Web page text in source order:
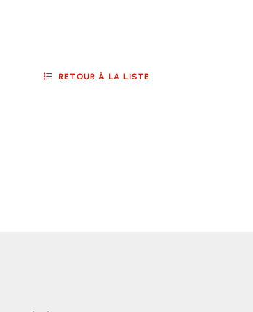
RETOUR À LA LISTE